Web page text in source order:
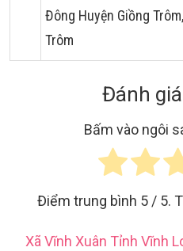
Đông Huyện Giồng
Trôm
Đánh
Bấm vào ngôi
Điểm trung bình 5 / 5.
Xã Vĩnh Xuân Tỉnh Vĩnh